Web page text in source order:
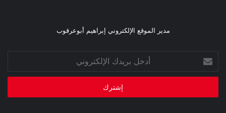
مدير الموقع الإلكتروني إبراهيم أبوعرقوب
بريدك
الإلكتروني